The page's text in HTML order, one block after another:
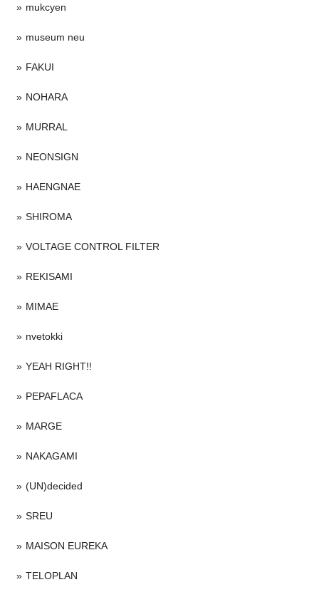
mukcyen
museum neu
FAKUI
NOHARA
MURRAL
NEONSIGN
HAENGNAE
SHIROMA
VOLTAGE CONTROL FILTER
REKISAMI
MIMAE
nvetokki
YEAH RIGHT!!
PEPAFLACA
MARGE
NAKAGAMI
(UN)decided
SREU
MAISON EUREKA
TELOPLAN